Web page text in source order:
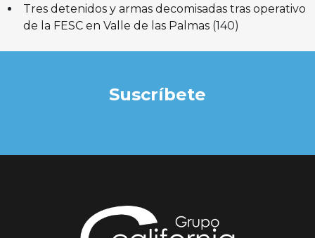
Tres detenidos y armas decomisadas tras operativo
de la FESC en Valle de las Palmas (140)
Suscríbete